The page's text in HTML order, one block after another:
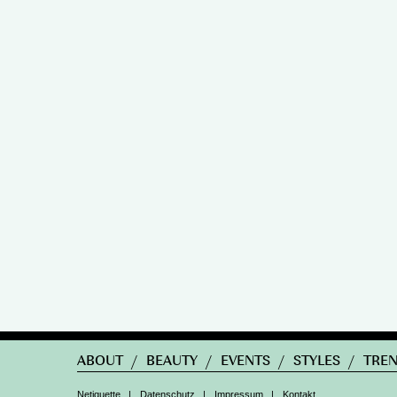
ABOUT / BEAUTY / EVENTS / STYLES /
Netiquette | Datenschutz | Impressum | Kontakt